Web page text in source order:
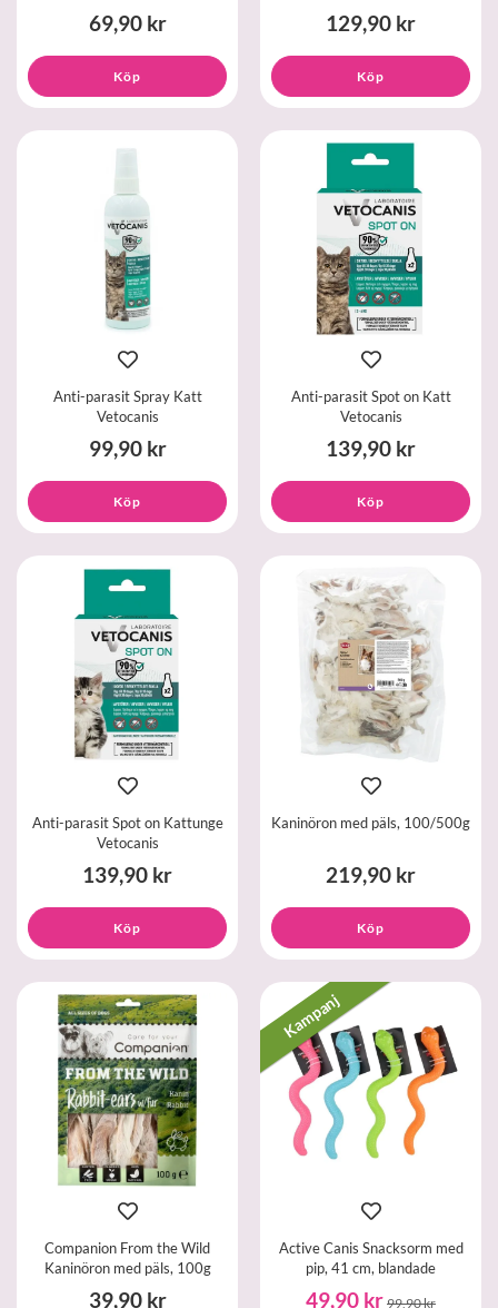
69,90 kr
Köp
129,90 kr
Köp
Anti-parasit Spray Katt
Vetocanis
99,90 kr
Köp
Anti-parasit Spot on Katt
Vetocanis
139,90 kr
Köp
Anti-parasit Spot on Kattunge
Vetocanis
139,90 kr
Köp
Kaninöron med päls, 100/500g
219,90 kr
Köp
Companion From the Wild
Kaninöron med päls, 100g
39,90 kr
Kampanj
Active Canis Snacksorm med
pip, 41 cm, blandade
49,90 kr 99,90 kr